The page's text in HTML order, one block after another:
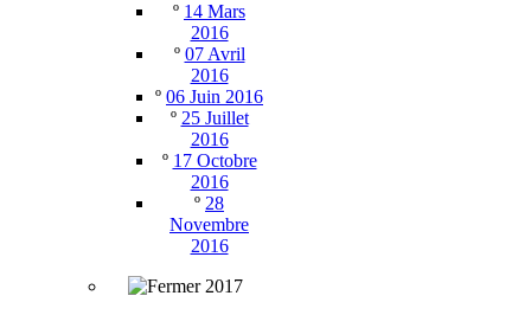
º 14 Mars
2016
º 07 Avril
2016
º 06 Juin 2016
º 25 Juillet
2016
º 17 Octobre
2016
º 28
Novembre
2016
2017